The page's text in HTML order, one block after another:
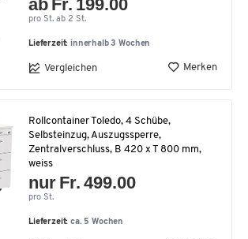
ab Fr. 199.00
pro St. ab 2 St.
Lieferzeit: innerhalb 3 Wochen
Vergleichen Merken
Rollcontainer Toledo, 4 Schübe,
Selbsteinzug, Auszugssperre,
Zentralverschluss, B 420 x T 800 mm,
weiss
nur Fr. 499.00
pro St.
Lieferzeit:ca. 5 Wochen